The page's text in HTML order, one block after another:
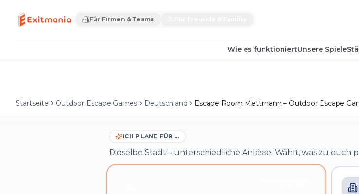
Für Firmen & Teams
Wie es funktioniertUnsere Spiele
Startseite Outdoor Escape Games Deutschland Escape Room Mettmann – Outdoor Escape
ICH PLANE FÜR …
Dieselbe Stadt – unterschiedliche Anlässe. Wählt, was zu euch